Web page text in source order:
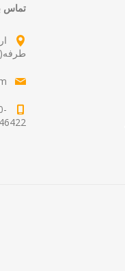
تماس